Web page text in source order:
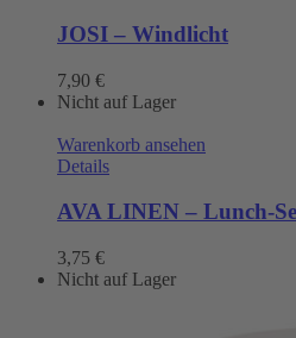
JOSI – Windlicht
7,90 €
Nicht auf Lager
Warenkorb ansehen
Details
AVA LINEN – Lunch-
3,75 €
Nicht auf Lager